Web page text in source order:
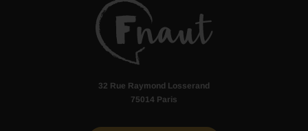
32 Rue Raymond Losserand
75014 Paris